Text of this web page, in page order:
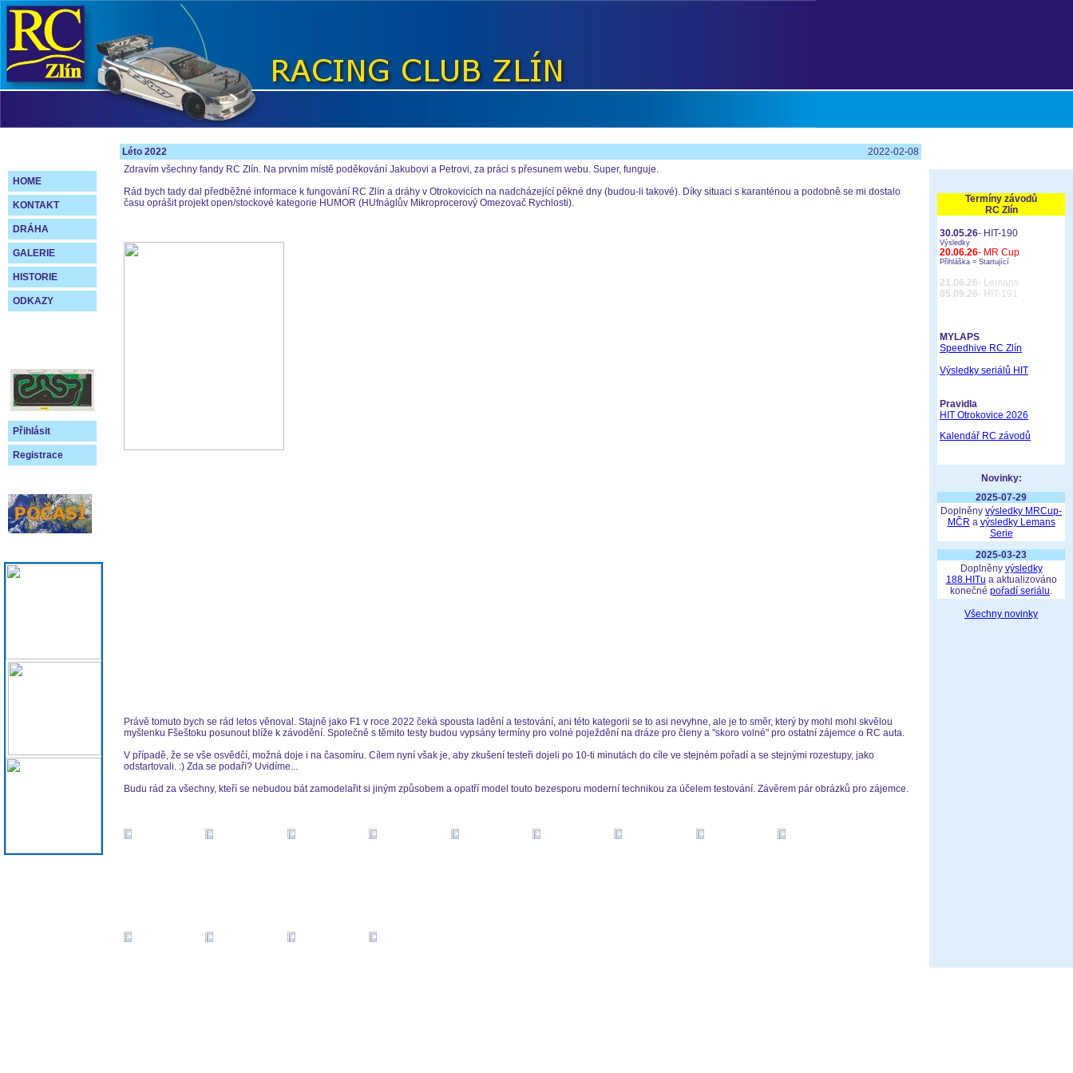
HOME
KONTAKT
DRÁHA
GALERIE
HISTORIE
ODKAZY
Přihlásit
Registrace
Léto 2022
2022-02-08
Zdravím všechny fandy RC Zlín. Na prvním místě poděkování Jakubovi a Petrovi, za práci s přesunem webu. Super, funguje.
Rád bych tady dal předběžné informace k fungování RC Zlín a dráhy v Otrokovicích na nadcházející pěkné dny (budou-li takové). Díky situaci s karanténou a podobně se mi dostalo
času oprášit projekt open/stockové kategorie HUMOR (HUfnáglův Mikroprocerový Omezovač Rychlosti).
Právě tomuto bych se rád letos věnoval. Stajně jako F1 v roce 2022 čeká spousta ladění a testování, ani této kategorii se to asi nevyhne, ale je to směr, který by mohl mohl skvělou
myšlenku Fšeštoku posunout blíže k závodění. Společně s těmito testy budou vypsány termíny pro volné poježdění na dráze pro členy a "skoro volné" pro ostatní zájemce o RC auta.
V případě, že se vše osvědčí, možná doje i na časomíru. Cílem nyní však je, aby zkušení testeři dojeli po 10-ti minutách do cíle ve stejném pořadí a se stejnými rozestupy, jako
odstartovali. :) Zda se podaří? Uvidíme...
Budu rád za všechny, kteří se nebudou bát zamodelařit si jiným způsobem a opatří model touto bezesporu moderní technikou za účelem testování. Závěrem pár obrázků pro zájemce.
Termíny závodů
RC Zlín
30.05.26- HIT-190
Výsledky
20.06.26- MR Cup
Přihláška = Startující
21.06.26- Lemans
05.09.26- HIT-191
MYLAPS
Speedhive RC Zlín
Výsledky seriálů HIT
Pravidla
HIT Otrokovice 2026
Kalendář RC závodů
Novinky:
2025-07-29
Doplněny výsledky MRCup-
MČR a výsledky Lemans
Serie
2025-03-23
Doplněny výsledky
188.HITu a aktualizováno
konečné pořadí seriálu.
Všechny novinky